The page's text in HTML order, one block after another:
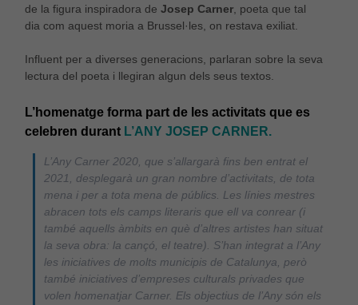
de la figura inspiradora de Josep Carner, poeta que tal
dia com aquest moria a Brussel·les, on restava exiliat.
Influent per a diverses generacions, parlaran sobre la seva
lectura del poeta i llegiran algun dels seus textos.
L’homenatge forma part de les activitats que es
celebren durant L’ANY JOSEP CARNER.
L’Any Carner 2020, que s’allargarà fins ben entrat el
2021, desplegarà un gran nombre d’activitats, de tota
mena i per a tota mena de públics. Les línies mestres
abracen tots els camps literaris que ell va conrear (i
també aquells àmbits en què d’altres artistes han situat
la seva obra: la cançó, el teatre). S’han integrat a l’Any
les iniciatives de molts municipis de Catalunya, però
també iniciatives d’empreses culturals privades que
volen homenatjar Carner. Els objectius de l’Any són els